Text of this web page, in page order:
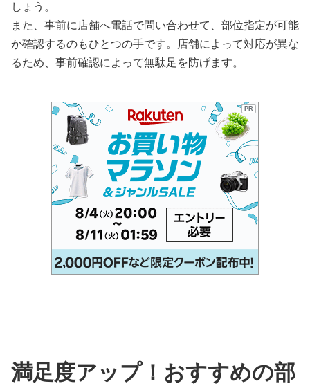
しょう。
また、事前に店舗へ電話で問い合わせて、部位指定が可能
か確認するのもひとつの手です。店舗によって対応が異な
るため、事前確認によって無駄足を防げます。
PR
満足度アップ！おすすめの部